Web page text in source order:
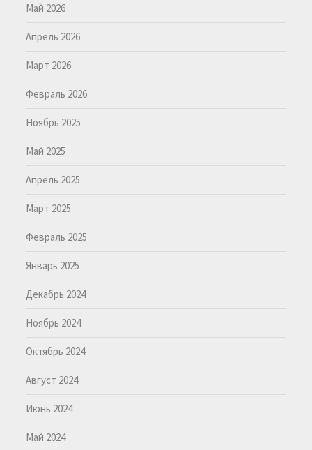
Май 2026
Апрель 2026
Март 2026
Февраль 2026
Ноябрь 2025
Май 2025
Апрель 2025
Март 2025
Февраль 2025
Январь 2025
Декабрь 2024
Ноябрь 2024
Октябрь 2024
Август 2024
Июнь 2024
Май 2024